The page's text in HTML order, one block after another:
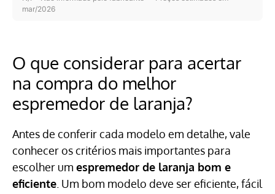
mar/2026
O que considerar para acertar
na compra do melhor
espremedor de laranja?
Antes de conferir cada modelo em detalhe, vale
conhecer os critérios mais importantes para
escolher um espremedor de laranja bom e
eficiente . Um bom modelo deve ser eficiente, fácil